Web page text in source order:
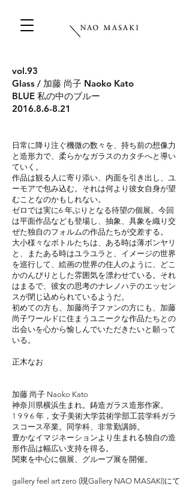
vol.93
Glass / 加藤 尚子 Naoko Kato
BLUE 私の中のブルー
2016.8.6-8.21
日常に降り注ぐ機微の数々を、持ち前の想像力
と造形力で、柔らかなガラスのカタチへと導い
ていく。
作品は観る人に寄り添い、内面を引き出し、ユ
ーモアで包み込む。それは何より彼女自身が望
むこと なのかもしれない。
ゼロでは実に6 年ぶりとなる待望の個展。今回
は平面作品なども登場し、抽象、具象を織り交
ぜた独自のフォルムの作品たちが交差する。
大小様々なボトルたちは、ある時は薄ボンヤリ
と、またある時はユラユラと、イメージの世界
を巡行して、 絵画の世界の住人のように、どこ
かのんびりとした雰囲気を漂わせている。 それ
はまるで、彼女の思考のナレノハテのエッセン
スが閉じ込められているようだ。
初めての方も、加藤尚子ファンの方にも、加藤
尚子ワールドに住まうユニークな作品たちとの
出会いを心から愉しんでいただきたいと願って
いる。
正木なお
加藤 尚子 Naoko Kato
神奈川県横浜生まれ。鋳造ガラス造形作家。
1 9 9 6 年，女子美術大学芸術学部工芸学科ガラ
スコース卒業。同学科、非常勤講師。
豊かなイマジネーションより生まれる独自の造
形作品は幅広い支持を得る。
関東を中心に個展、グループ展を開催。
gallery feel art zero (現Gallery NAO MASAKI)にて